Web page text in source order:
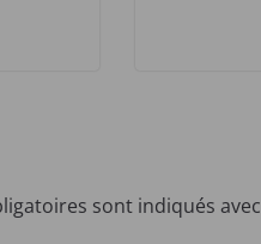
sont indiqués avec